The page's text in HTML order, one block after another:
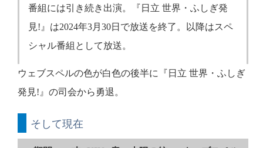
番組には引き続き出演。『日立 世界・ふしぎ発
見!』は2024年3月30日で放送を終了。以降はスペ
シャル番組として放送。
ウェブスペルの色が白色の後半に『日立 世界・ふしぎ
発見!』の司会から勇退。
そして現在